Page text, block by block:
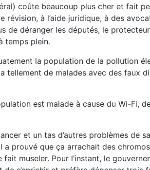
coûte beaucoup plus cher et fait
à l’aide juridique, à des
de déranger les députés, le
temps plein.
la population de la pollution
tellement de malades avec des faux
est malade à cause du Wi-Fi,
et un tas d’autres problèmes de
prouvé que ça arrachait des
museler. Pour l’instant, le